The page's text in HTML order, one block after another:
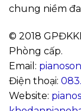
chung niềm
© 2018
Phòng cấp.
Email:
Điện thoại:
Website: